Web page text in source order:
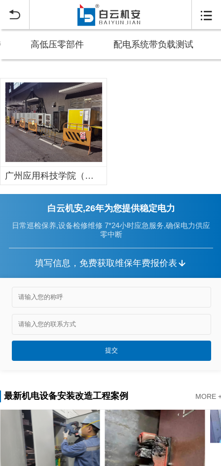
 
高低压零部件 配电系统带负载测试
广州应用科技学院（肇庆校区）一期业扩配电系统带负载测试达标方案
白云机安,26年为您提供稳定电力
日常巡检保养,设备检修维修 7*24小时应急服务,确保电力供应
零中断
填写信息，免费获取维保年费报价表
最新机电设备安装改造工程案例 MORE